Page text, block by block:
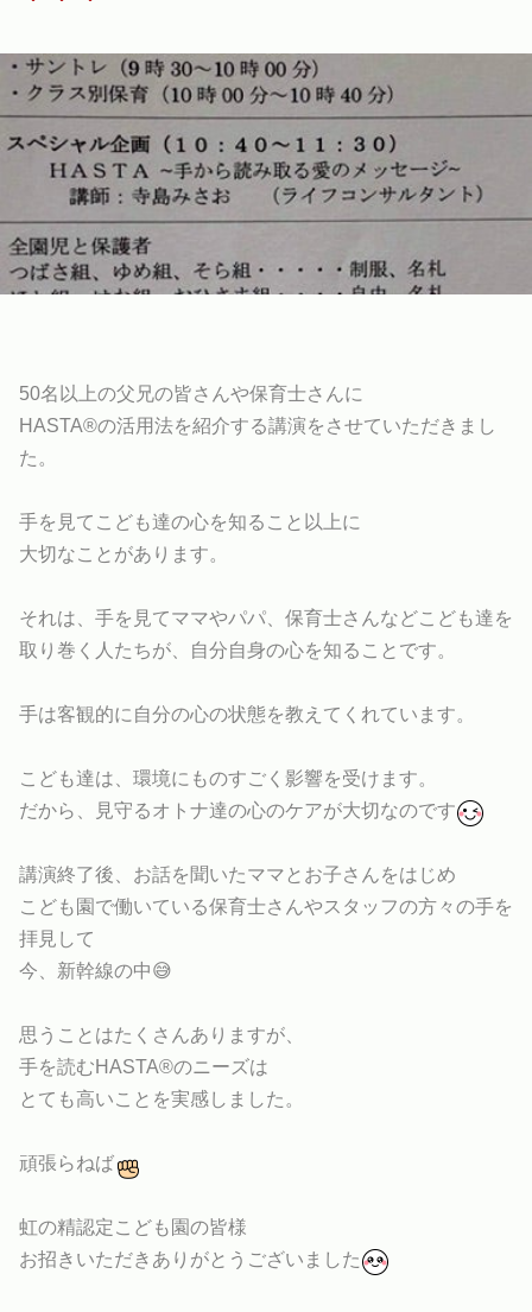
50名以上の父兄の皆さんや保育士さんに
HASTA®︎の活用法を紹介する講演をさせていただきまし
た。
手を見てこども達の心を知ること以上に
大切なことがあります。
それは、手を見てママやパパ、保育士さんなどこども達を
取り巻く人たちが、自分自身の心を知ることです。
手は客観的に自分の心の状態を教えてくれています。
こども達は、環境にものすごく影響を受けます。
だから、見守るオトナ達の心のケアが大切なのです
講演終了後、お話を聞いたママとお子さんをはじめ
こども園で働いている保育士さんやスタッフの方々の手を
拝見して
今、新幹線の中😅
思うことはたくさんありますが、
手を読むHASTA®︎のニーズは
とても高いことを実感しました。
頑張らねば
虹の精認定こども園の皆様
お招きいただきありがとうございました